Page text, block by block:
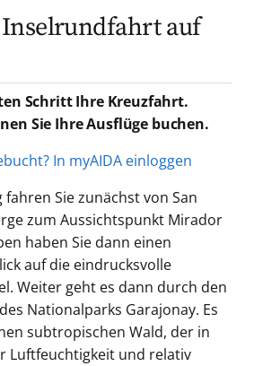
auf
Schritt Ihre Kreuzfahrt.
Sie Ihre Ausflüge buchen.
In myAIDA einloggen
Sie zunächst von San
zum Aussichtspunkt Mirador
haben Sie dann einen
auf die eindrucksvolle
Weiter geht es dann durch den
Nationalparks Garajonay. Es
subtropischen Wald, der in
Luftfeuchtigkeit und relativ